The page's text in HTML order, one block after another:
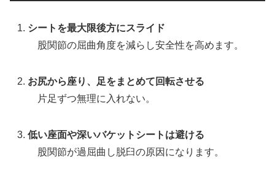
シートを最大限後方にスライド
股関節の屈曲角度を減らし安全性を高めます。
お尻から座り、足をまとめて回転させる
片足ずつ無理に入れない。
低い座面や深いバケットシートは避ける
股関節が過屈曲し脱臼の原因になります。